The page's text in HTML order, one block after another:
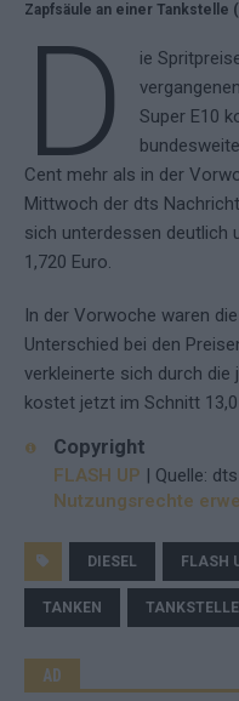
Zapfsäule an einer Tankstelle
D
ie
Super E10
Cent mehr als in der
Mittwoch der dts
sich unterdessen deutlich
1,720 Euro.
In der Vorwoche waren
Unterschied bei den
verkleinerte sich durch die
kostet jetzt im Schnitt
Copyright
FLASH UP | Quelle:
Nutzungsrechte
DIESEL FLASH
TANKEN TANKSTELLE
AD